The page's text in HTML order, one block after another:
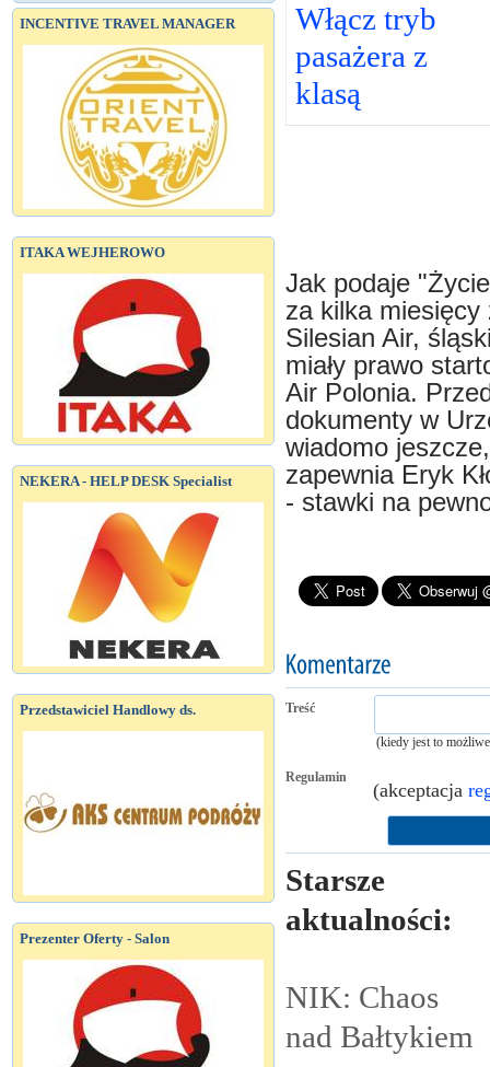
INCENTIVE TRAVEL MANAGER
ITAKA WEJHEROWO
NEKERA - HELP DESK Specialist
Przedstawiciel Handlowy ds.
Prezenter Oferty - Salon
Włącz tryb
pasażera z
klasą
Jak podaje
za kilka
Silesian Air,
miały prawo
Air Polonia.
dokumenty w
wiadomo
zapewnia Eryk
- stawki na
Treść
(kiedy jest to
Regulamin
(akceptacja
Starsze
aktualności:
NIK: Chaos
nad Bałtykiem